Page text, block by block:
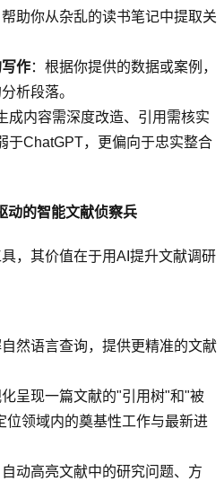
帮助你从杂乱的读书笔记中提取关
作：根据你提供的数据或案例，
析段落。
成内容需深度改造、引用需核实
于ChatGPT，更偏向于忠实整合
的智能文献侦察兵
，其价值在于用AI提升文献调研
自然语言查询，提供更精准的文献
化呈现一篇文献的"引用树"和"被
位领域内的奠基性工作与最新进
自动高亮文献中的研究问题、方